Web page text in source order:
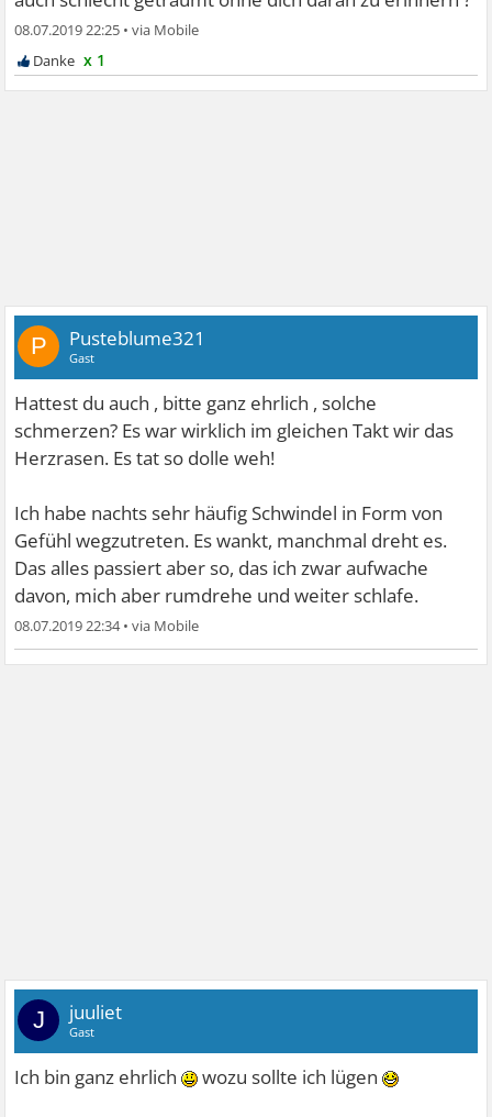
08.07.2019 22:25 •
x 1
P Pusteblume321
Gast
Hattest du auch , bitte ganz ehrlich , solche
schmerzen? Es war wirklich im gleichen Takt wir das
Herzrasen. Es tat so dolle weh!
Ich habe nachts sehr häufig Schwindel in Form von
Gefühl wegzutreten. Es wankt, manchmal dreht es.
Das alles passiert aber so, das ich zwar aufwache
davon, mich aber rumdrehe und weiter schlafe.
08.07.2019 22:34•
J juuliet
Gast
Ich bin ganz ehrlich wozu sollte ich lügen